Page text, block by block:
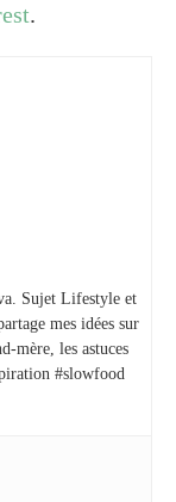
.
Sujet Lifestyle et
mes idées sur
mère, les astuces
#slowfood